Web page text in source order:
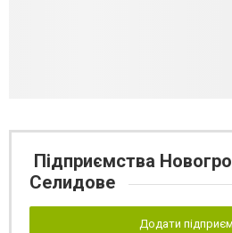
Підприємства
Селидове
Додати